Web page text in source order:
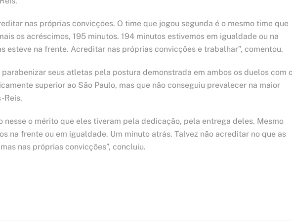
nas próprias convicções. O time que jogou segunda é o mesmo time que
os acréscimos, 195 minutos. 194 minutos estivemos em igualdade ou na
esteve na frente. Acreditar nas próprias convicções e trabalhar”, comentou.
seus atletas pela postura demonstrada em ambos os duelos com
superior ao São Paulo, mas que não conseguiu prevalecer na maior
Reis.
nesse o mérito que eles tiveram pela dedicação, pela entrega deles. Mesmo
na frente ou em igualdade. Um minuto atrás. Talvez não acreditar no que as
nas próprias convicções”, concluiu.